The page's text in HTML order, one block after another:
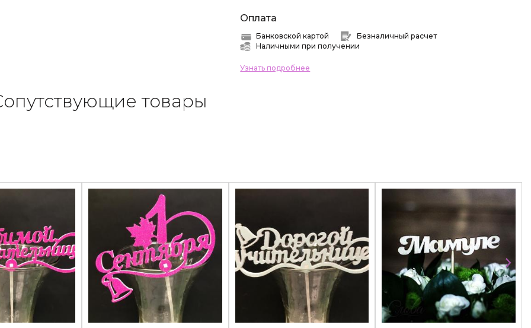
Оплата
Банковской картой
Безналичный расчет
Наличными при получении
Узнать подробнее
товары